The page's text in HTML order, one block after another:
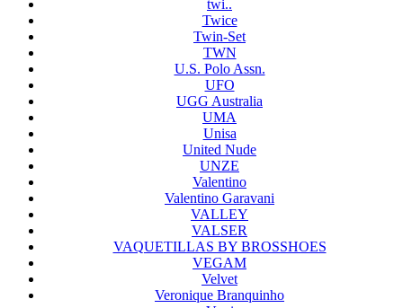
twi..
Twice
Twin-Set
TWN
U.S. Polo Assn.
UFO
UGG Australia
UMA
Unisa
United Nude
UNZE
Valentino
Valentino Garavani
VALLEY
VALSER
VAQUETILLAS BY BROSSHOES
VEGAM
Velvet
Veronique Branquinho